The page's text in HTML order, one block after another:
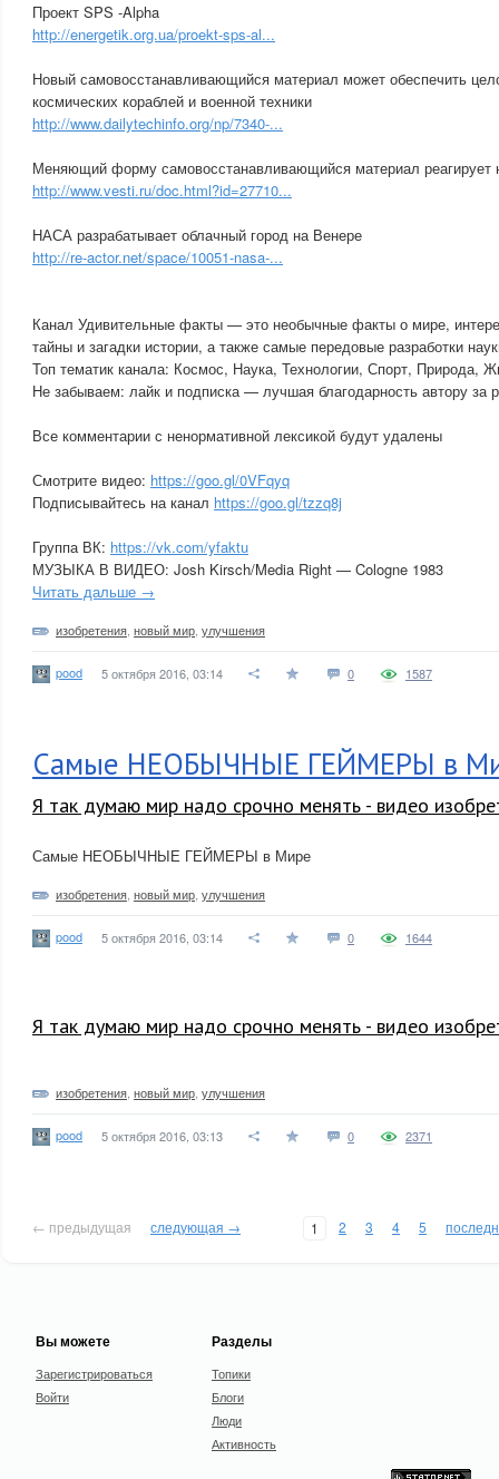
Проект SPS -Alpha
http://energetik.org.ua/proekt-sps-al...
Новый самовосстанавливающийся материал может обеспечить
космических кораблей и военной техники
http://www.dailytechinfo.org/np/7340-...
Меняющий форму самовосстанавливающийся материал реагирует
http://www.vesti.ru/doc.html?id=27710...
НАСА разрабатывает облачный город на Венере
http://re-actor.net/space/10051-nasa-...
Канал Удивительные факты — это необычные факты о мире,
тайны и загадки истории, а также самые передовые разработки
Топ тематик канала: Космос, Наука, Технологии, Спорт, Природа,
Не забываем: лайк и подписка — лучшая благодарность автору за
Все комментарии с ненормативной лексикой будут удалены
Смотрите видео: https://goo.gl/0VFqyq
Подписывайтесь на канал https://goo.gl/tzzq8j
Группа ВК: https://vk.com/yfaktu
МУЗЫКА В ВИДЕО: Josh Kirsch/Media Right — Cologne 1983
Читать дальше →
изобретения новый мир улучшения
pood 5 октября 2016, 03:14 0 1587
Самые НЕОБЫЧНЫЕ ГЕЙМЕРЫ в
Я так думаю мир надо срочно менять - видео
Самые НЕОБЫЧНЫЕ ГЕЙМЕРЫ в Мире
изобретения новый мир улучшения
pood 5 октября 2016, 03:14 0 1644
Я так думаю мир надо срочно менять - видео
изобретения новый мир улучшения
pood 5 октября 2016, 03:13 0 2371
← предыдущая следующая → 1 2 3 4 5
Вы можете
Зарегистрироваться
Войти
Разделы
Топики
Блоги
Люди
Активность